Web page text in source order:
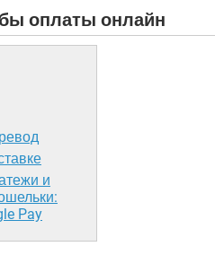
оплаты онлайн
и
Pay